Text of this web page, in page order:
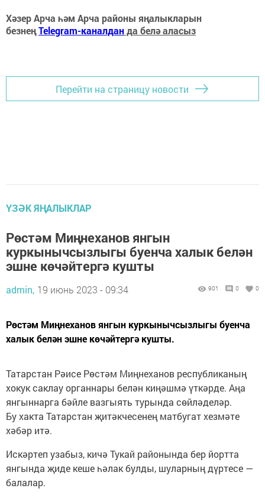
Хәзер Арча һәм Арча районы яңалыкларын
безнеңTelegram-каналданда белә аласыз
Перейти на страницу новости
ҮЗӘК ЯҢАЛЫКЛАР
Рөстәм Миңнеханов янгын
куркынычсызлыгы буенча халык белән
эшне көчәйтергә кушты
admin, 19 июнь 2023 - 09:34 901 0 0
Рөстәм Миңнеханов янгын куркынычсызлыгы буенча
халык белән эшне көчәйтергә кушты.
Татарстан Рәисе Рөстәм Миңнеханов республиканың
хокук саклау органнары белән киңәшмә үткәрде. Аңа
янгыннарга бәйле вазгыять турында сөйләделәр.
Бу хакта Татарстан җитәкчесенең матбугат хезмәте
хәбәр итә.
Искәртеп узабыз, кичә Тукай районында бер йортта
янгында җиде кеше һәлак булды, шуларның дүртесе —
балалар.